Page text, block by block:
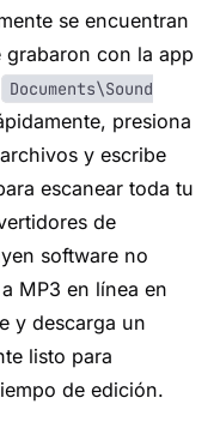
se encuentran
grabaron con la app
Documents\Sound
presiona
y escribe
escanear toda tu
de
software no
MP3 en línea en
y descarga un
listo para
de edición.